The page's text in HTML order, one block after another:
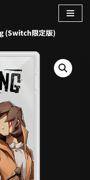
(Switch限定版)